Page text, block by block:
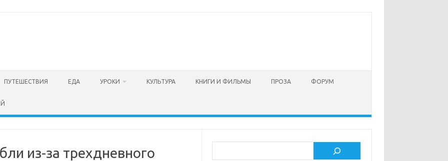
ПУТЕШЕСТВИЯ ЕДА УРОКИ КУЛЬТУРА КНИГИ И ФИЛЬМЫ ПРОЗА ФОРУМ
из-за трехдневного